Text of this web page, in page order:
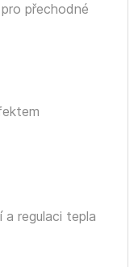
přechodné
a regulaci tepla